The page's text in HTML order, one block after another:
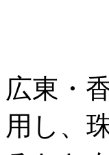
広東・
用し、